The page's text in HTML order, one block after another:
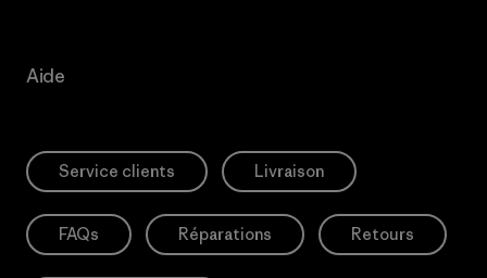
Aide
Service clients Livraison
FAQs Réparations Retours